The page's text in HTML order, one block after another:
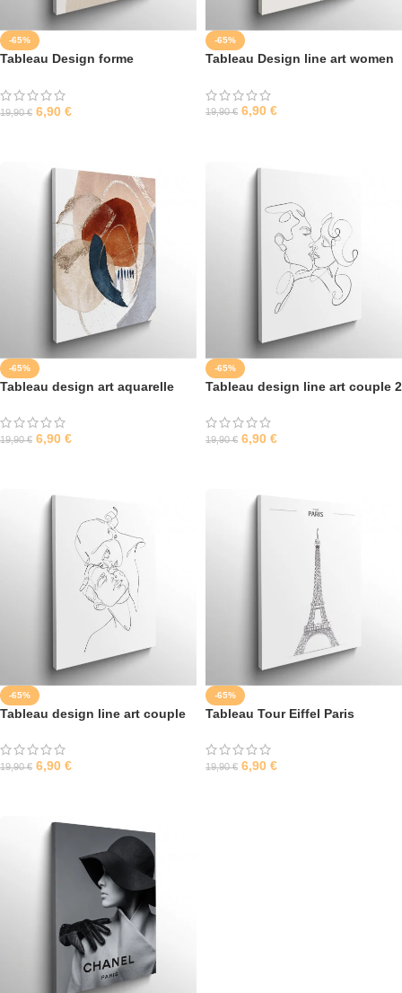
-65%
Tableau Design forme
19,90€ 6,90 €
-65%
Tableau Design line art women
19,90€ 6,90 €
-65%
Tableau design art aquarelle
19,90€ 6,90 €
-65%
Tableau design line art couple 2
19,90€ 6,90 €
-65%
Tableau design line art couple
19,90€ 6,90 €
-65%
Tableau Tour Eiffel Paris
19,90€ 6,90 €